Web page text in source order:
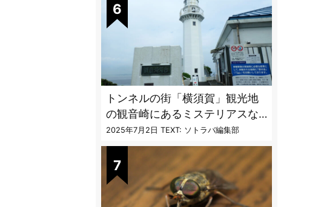
トンネルの街「横須賀」観光地
の観音崎にあるミステリアスな
隧道を歩く
2025年7月2日 TEXT: ソトラバ編集部